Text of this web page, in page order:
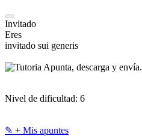
Invitado
Eres
invitado sui generis
Apunta, descarga y envía.
Nivel de dificultad: 6
✎ + Mis apuntes